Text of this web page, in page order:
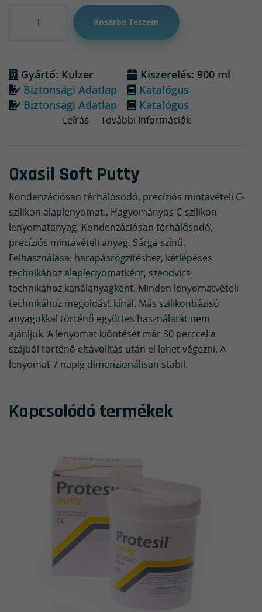
Kosárba Teszem
Gyártó: Kulzer
Kiszerelés: 900 ml
Biztonsági Adatlap
Katalógus
Biztonsági Adatlap
Katalógus
Leírás További Információk
Oxasil Soft Putty
Kondenzációsan térhálósodó, precíziós mintavételi C-
szilikon alaplenyomat., Hagyományos C-szilikon
lenyomatanyag. Kondenzációsan térhálósodó,
precíziós mintavételi anyag. Sárga színű.
Felhasználása: harapásrögzítéshez, kétlépéses
technikához alaplenyomatként, szendvics
technikához kanálanyagként. Minden lenyomatvételi
technikához megoldást kínál. Más szilikonbázisú
anyagokkal történő együttes használatát nem
ajánljuk. A lenyomat kiöntését már 30 perccel a
szájból történő eltávolítás után el lehet végezni. A
lenyomat 7 napig dimenzionálisan stabil.
Kapcsolódó termékek